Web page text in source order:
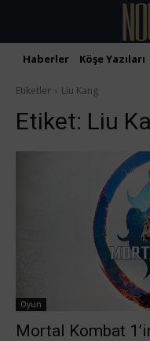
Haberler Köşe Yazıları
Etiketler Liu Kang
Etiket: Liu
Oyun
Mortal Kombat